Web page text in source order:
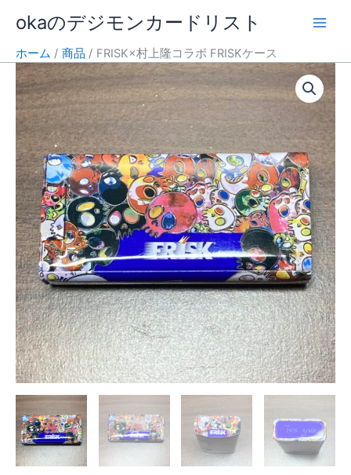
ス
okaのデジモンカードリスト
ホーム 商品 FRISK×村上隆コラボ FRISKケース